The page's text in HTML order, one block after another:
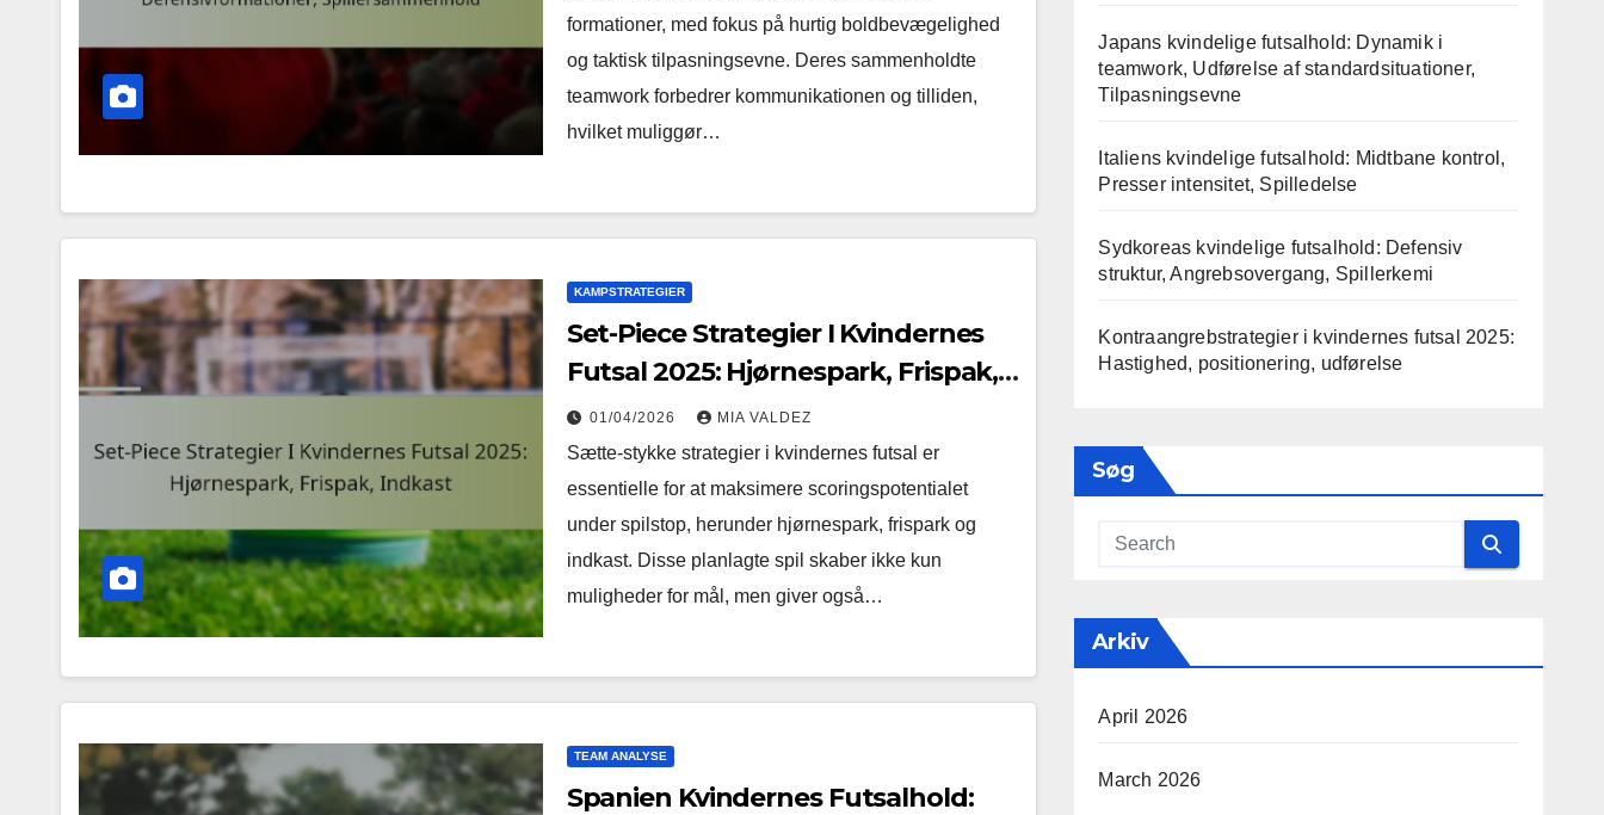
formationer, med fokus på hurtig boldbevægelighed
og taktisk tilpasningsevne. Deres sammenholdte
teamwork forbedrer kommunikationen og tilliden,
hvilket muliggør…
KAMPSTRATEGIER
Set-Piece Strategier I Kvindernes
Futsal 2025: Hjørnespark, Frispak,
Indkast
01/04/2026 MIA VALDEZ
Sætte-stykke strategier i kvindernes futsal er
essentielle for at maksimere scoringspotentialet
under spilstop, herunder hjørnespark, frispark og
indkast. Disse planlagte spil skaber ikke kun
muligheder for mål, men giver også…
TEAM ANALYSE
Spanien Kvindernes Futsalhold:
Japans kvindelige futsalhold: Dynamik i
teamwork, Udførelse af standardsituationer,
Tilpasningsevne
Italiens kvindelige futsalhold: Midtbane kontrol,
Presser intensitet, Spilledelse
Sydkoreas kvindelige futsalhold: Defensiv
struktur, Angrebsovergang, Spillerkemi
Kontraangrebstrategier i kvindernes futsal 2025:
Hastighed, positionering, udførelse
Søg
Arkiv
April 2026
March 2026